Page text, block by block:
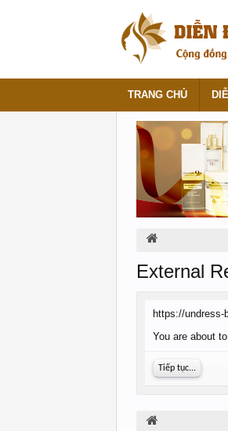
External
https://undress-
You are about
Tiếp tục...
TRANG CHỦ